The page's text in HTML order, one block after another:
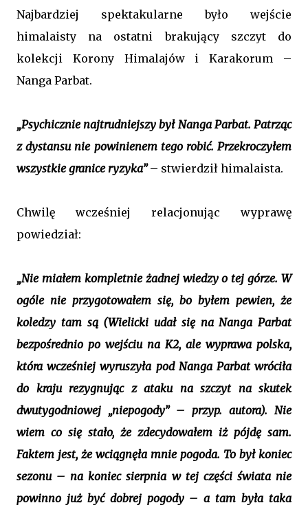
Najbardziej spektakularne było wejście
himalaisty na ostatni brakujący szczyt do
kolekcji Korony Himalajów i Karakorum –
Nanga Parbat.
„Psychicznie najtrudniejszy był Nanga Parbat. Patrząc
z dystansu nie powinienem tego robić. Przekroczyłem
wszystkie granice ryzyka”– stwierdził himalaista.
Chwilę wcześniej relacjonując wyprawę
powiedział:
„Nie miałem kompletnie żadnej wiedzy o tej górze. W
ogóle nie przygotowałem się, bo byłem pewien, że
koledzy tam są (Wielicki udał się na Nanga Parbat
bezpośrednio po wejściu na K2, ale wyprawa polska,
która wcześniej wyruszyła pod Nanga Parbat wróciła
do kraju rezygnując z ataku na szczyt na skutek
dwutygodniowej „niepogody” – przyp. autora). Nie
wiem co się stało, że zdecydowałem iż pójdę sam.
Faktem jest, że wciągnęła mnie pogoda. To był koniec
sezonu – na koniec sierpnia w tej części świata nie
powinno już być dobrej pogody – a tam była taka